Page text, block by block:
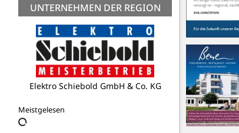
UNTERNEHMEN DER REGION
Elektro Schiebold GmbH & Co. KG
Meistgelesen